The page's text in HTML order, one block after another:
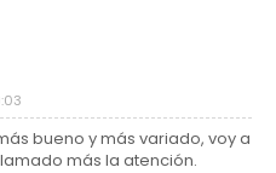
bueno y más variado, voy a
más la atención.